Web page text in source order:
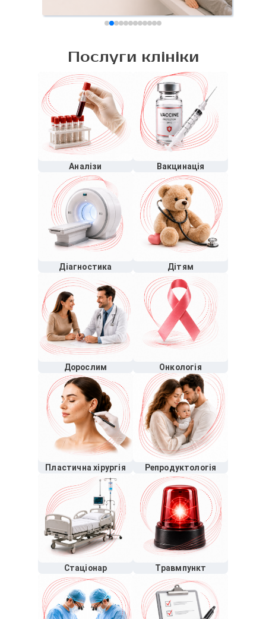
Послуги клініки
Аналізи Вакцинація
Діагностика Дітям
Дорослим Онкологія
Пластична хірургія Репродуктологія
Стаціонар Травмпункт